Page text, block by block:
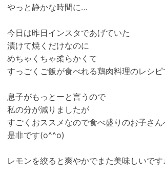
やっと静かな時間に…
今日は昨日インスタであげていた
漬けて焼くだけなのに
めちゃくちゃ柔らかくて
すっごくご飯が食べれる鶏肉料理のレシピ
息子がもっとーと言うので
私の分が減りましたが
すごくおススメなので食べ盛りのお子さん
是非です(o^^o)
レモンを絞ると爽やかでまた美味しいです